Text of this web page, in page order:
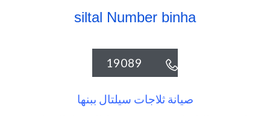
siltal Number binha

19089
صيانة ثلاجات سيلتال ببنها